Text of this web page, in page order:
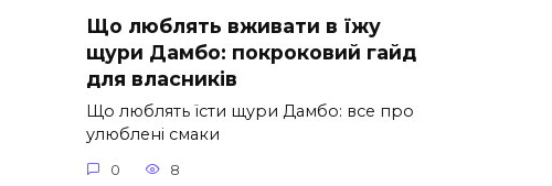
Що люблять вживати в їжу
щури Дамбо: покроковий гайд
для власників
Що люблять їсти щури Дамбо: все про
улюблені смаки
0 8